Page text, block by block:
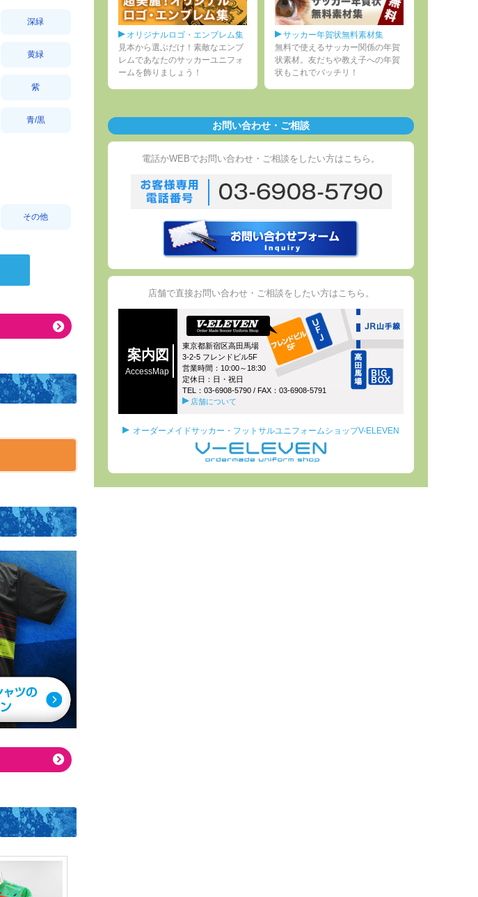
深緑
黄緑
紫
青/黒
その他
オリジナルロゴ・エンブレム集
見本から選ぶだけ！素敵なエンブ
レムであなたのサッカーユニフォ
ームを飾りましょう！
サッカー年賀状無料素材集
無料で使えるサッカー関係の年賀
状素材。友だちや教え子への年賀
状もこれでバッチリ！
お問い合わせ・ご相談
電話かWEBでお問い合わせ・ご相談をしたい方はこちら。
店舗で直接お問い合わせ・ご相談をしたい方はこちら。
案内図
AccessMap
東京都新宿区高田馬場
3-2-5 フレンドビル5F
営業時間：10:00～18:30
定休日：日・祝日
TEL： 03-6908-5790 / FAX：03-6908-5791
店舗について
オーダーメイドサッカー・フットサルユニフォームショップV-ELEVEN